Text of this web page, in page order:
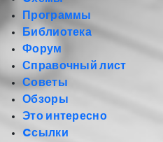
Программы
Библиотека
Форум
Справочный лист
Советы
Обзоры
Это интересно
Cсылки